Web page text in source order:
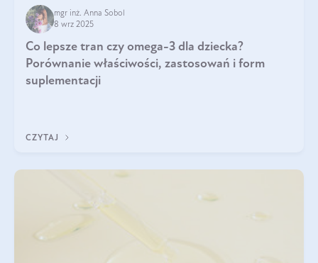
mgr inż. Anna Sobol
8 wrz 2025
Co lepsze tran czy omega-3 dla dziecka?
Porównanie właściwości, zastosowań i form
suplementacji
CZYTAJ